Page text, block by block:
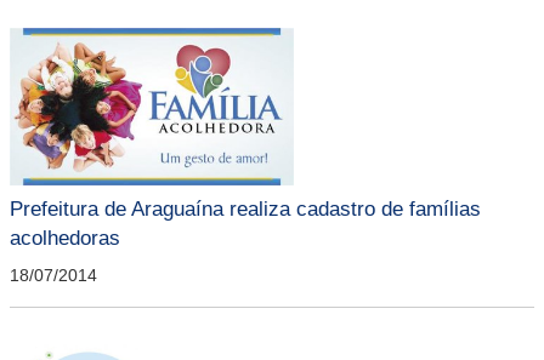
Prefeitura de Araguaína realiza cadastro de famílias
acolhedoras
18/07/2014